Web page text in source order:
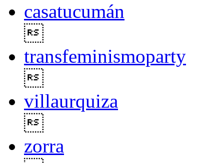
casatucumán
transfeminismoparty
villaurquiza
zorra